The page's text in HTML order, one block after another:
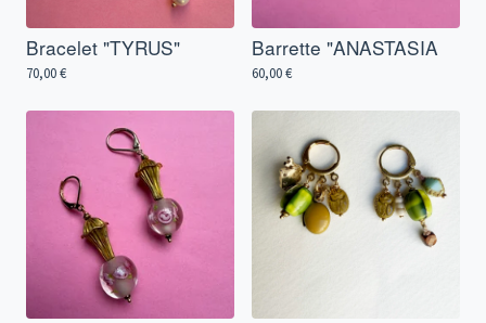
Bracelet "TYRUS"
70,00€
Barrette "ANASTASIA
60,00€